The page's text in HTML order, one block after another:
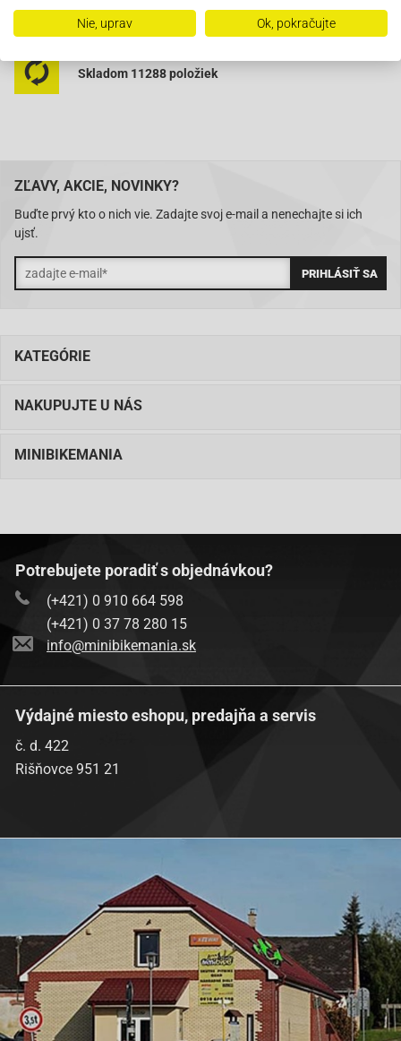
Na trhu od roku 2007
Skladom 11288 položiek
ZĽAVY, AKCIE, NOVINKY?
Buďte prvý kto o nich vie. Zadajte svoj e-mail a nenechajte si ich
ujsť.
KATEGÓRIE
NAKUPUJTE U NÁS
MINIBIKEMANIA
Potrebujete poradiť s objednávkou?
(+421) 0 910 664 598
(+421) 0 37 78 280 15
info@minibikemania.sk
Výdajné miesto eshopu, predajňa a servis
č. d. 422
Rišňovce 951 21
Nie, uprav Ok, pokračujte